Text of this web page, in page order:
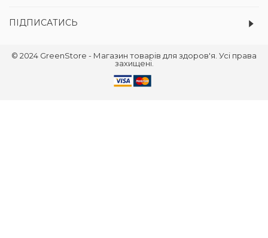
ПІДПИСАТИСЬ
© 2024 GreenStore - Магазин товарів для здоров'я. Усі права
захищені.